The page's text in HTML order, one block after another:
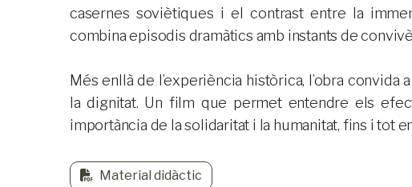
casernes soviètiques i el contrast entre la
combina episodis dramàtics amb instants de
Més enllà de l’experiència històrica, l’obra
la dignitat. Un film que permet entendre els
importància de la solidaritat i la humanitat, fins i tot
Material didàctic